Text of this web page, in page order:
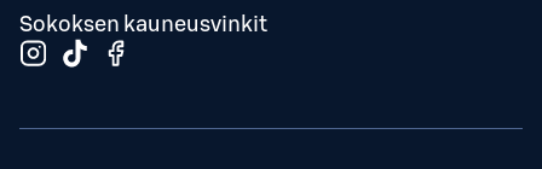
Sokoksen kauneusvinkit